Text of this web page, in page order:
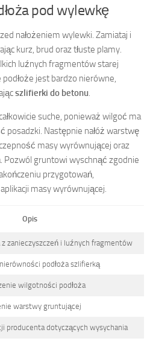
pod wylewkę
nałożeniem wylewki. Zamiataj i
kurz, brud oraz tłuste plamy.
luźnych fragmentów starej
jest bardzo nierówne,
szlifierki do betonu
suche, ponieważ wilgoć ma
posadzki. Następnie nałóż warstwę
masy wyrównującej oraz
Pozwól gruntowi wyschnąć zgodnie
przygotowań,
masy wyrównującej.
Opis
z zanieczyszczeń i luźnych fragmentów
podłoża szlifierką
wilgotności podłoża
warstwy gruntującej
producenta dotyczących wysychania